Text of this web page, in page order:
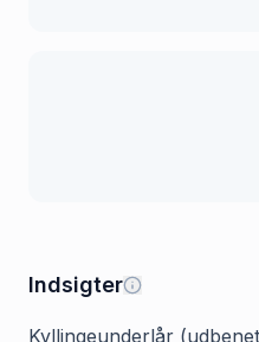
Indsigter
Kyllingeunderlår